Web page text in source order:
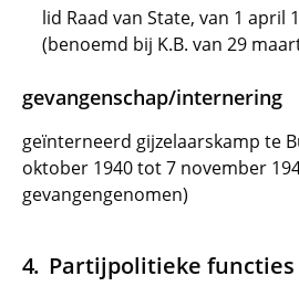
lid Raad van State, van 1 april
(benoemd bij K.B. van 29
gevangenschap/internering
geïnterneerd gijzelaarskamp te
oktober 1940 tot 7 november
gevangengenomen)
Partijpolitieke functies